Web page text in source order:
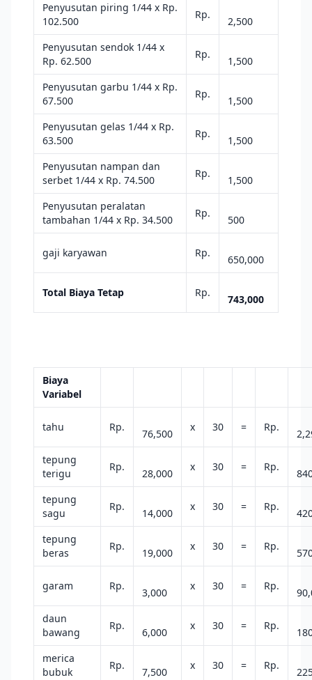
Penyusutan piring 1/44 x Rp.
102.500
Rp.
2,500
Penyusutan sendok 1/44 x
Rp. 62.500
Rp.
1,500
Penyusutan garbu 1/44 x Rp.
67.500
Rp.
1,500
Penyusutan gelas 1/44 x Rp.
63.500
Rp.
1,500
Penyusutan nampan dan
serbet 1/44 x Rp. 74.500
Rp.
1,500
Penyusutan peralatan
tambahan 1/44 x Rp. 34.500
Rp.
500
gaji karyawan Rp.
650,000
Total Biaya Tetap Rp.
743,000
Biaya
Variabel
tahu Rp.
76,500
x 30 = Rp.
tepung
terigu
Rp.
28,000
x 30 = Rp.
tepung
sagu
Rp.
14,000
x 30 = Rp.
tepung
beras
Rp.
19,000
x 30 = Rp.
garam Rp.
3,000
x 30 = Rp.
daun
bawang
Rp.
6,000
x 30 = Rp.
merica
bubuk
Rp.
7,500
x 30 = Rp.